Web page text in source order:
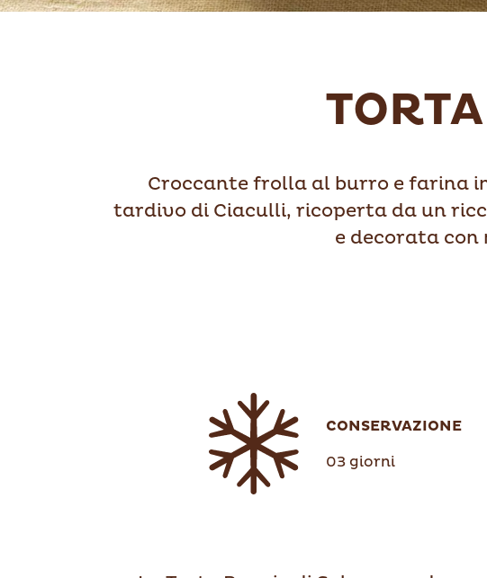
Croccante frolla al burro e farina
tardivo di Ciaculli, ricoperta da un
e decorata
CONSERVAZIONE
03 giorni